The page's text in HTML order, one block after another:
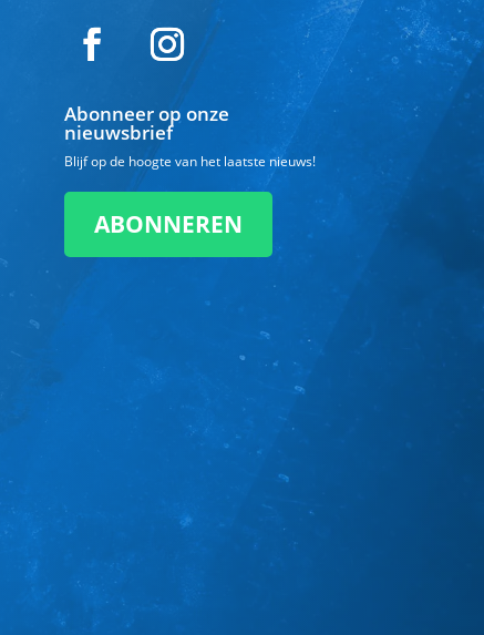
Abonneer op onze
nieuwsbrief
Blijf op de hoogte van het laatste nieuws!
ABONNEREN